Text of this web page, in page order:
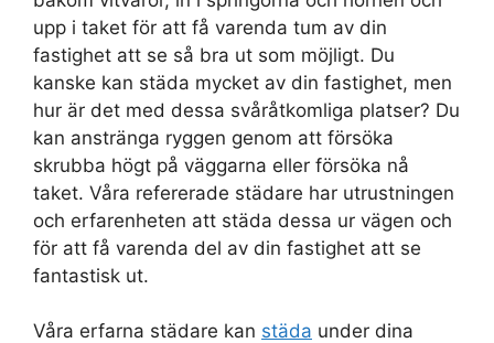
upp i taket för att få varenda tum av din
fastighet att se så bra ut som möjligt. Du
kanske kan städa mycket av din fastighet, men
hur är det med dessa svåråtkomliga platser? Du
kan anstränga ryggen genom att försöka
skrubba högt på väggarna eller försöka nå
taket. Våra refererade städare har utrustningen
och erfarenheten att städa dessa ur vägen och
för att få varenda del av din fastighet att se
fantastisk ut.
Våra erfarna städare kan städa under dina